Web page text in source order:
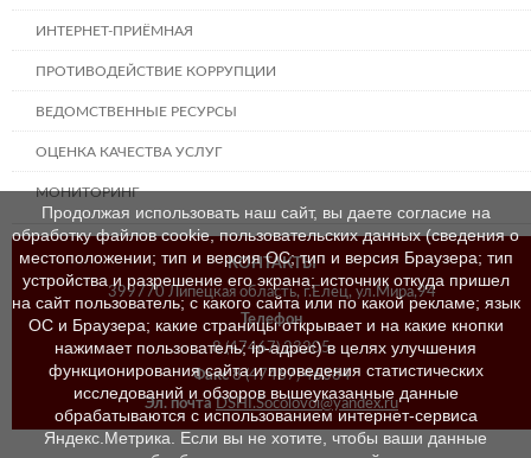
ИНТЕРНЕТ-ПРИЁМНАЯ
ПРОТИВОДЕЙСТВИЕ КОРРУПЦИИ
ВЕДОМСТВЕННЫЕ РЕСУРСЫ
ОЦЕНКА КАЧЕСТВА УСЛУГ
МОНИТОРИНГ
КОНТАКТЫ
399770 Липецкая область, г.Елец, ул.Мира,94
Телефон
8 (47467) 23205
Факс8 (47467) 46384
Эл. почта DSHI.Socolovoi@yandex.ru
Продолжая использовать наш сайт, вы даете согласие на
обработку файлов cookie, пользовательских данных (сведения о
местоположении; тип и версия ОС; тип и версия Браузера; тип
устройства и разрешение его экрана; источник откуда пришел
на сайт пользователь; с какого сайта или по какой рекламе; язык
ОС и Браузера; какие страницы открывает и на какие кнопки
нажимает пользователь; ip-адрес) в целях улучшения
функционирования сайта и проведения статистических
исследований и обзоров вышеуказанные данные
обрабатываются с использованием интернет-сервиса
Яндекс.Метрика. Если вы не хотите, чтобы ваши данные